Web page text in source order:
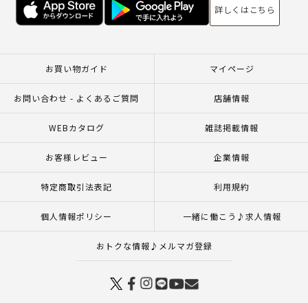
詳しくはこちら
お買い物ガイド マイページ
お問い合わせ - よくあるご質問 店舗情報
WEBカタログ 雑誌掲載情報
お客様レビュー 企業情報
特定商取引法表記 利用規約
個人情報ポリシー 一緒に働こう♪求人情報
おトクな情報♪メルマガ登録